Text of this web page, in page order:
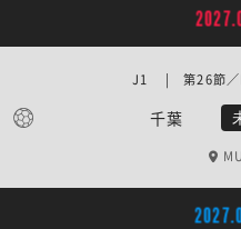
千葉
J1 | 第26節／